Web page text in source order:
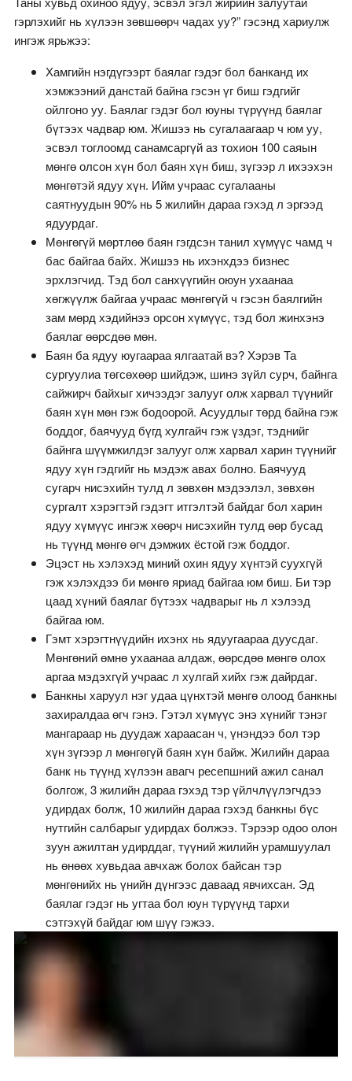
гэрлэхийг нь хүлээн зөвшөөрч чадах уу?” гэсэнд хариулж
ингэж ярьжээ:
Хамгийн нэгдүгээрт баялаг гэдэг бол банканд их
хэмжээний данстай байна гэсэн үг биш гэдгийг
ойлгоно уу. Баялаг гэдэг бол юуны түрүүнд баялаг
бүтээх чадвар юм. Жишээ нь сугалаагаар ч юм уу,
эсвэл тоглоомд санамсаргүй аз тохион 100 саяын
мөнгө олсон хүн бол баян хүн биш, зүгээр л ихээхэн
мөнгөтэй ядуу хүн. Ийм учраас сугалааны
саятнуудын 90% нь 5 жилийн дараа гэхэд л эргээд
ядуурдаг.
Мөнгөгүй мөртлөө баян гэгдсэн танил хүмүүс чамд ч
бас байгаа байх. Жишээ нь ихэнхдээ бизнес
эрхлэгчид. Тэд бол санхүүгийн оюун ухаанаа
хөгжүүлж байгаа учраас мөнгөгүй ч гэсэн баялгийн
зам мөрд хэдийнээ орсон хүмүүс, тэд бол жинхэнэ
баялаг өөрсдөө мөн.
Баян ба ядуу юугаараа ялгаатай вэ? Хэрэв Та
сургуулиа төгсөхөөр шийдэж, шинэ зүйл сурч, байнга
сайжирч байхыг хичээдэг залууг олж харвал түүнийг
баян хүн мөн гэж бодоорой. Асуудлыг төрд байна гэж
боддог, баячууд бүгд хулгайч гэж үздэг, тэднийг
байнга шүүмжилдэг залууг олж харвал харин түүнийг
ядуу хүн гэдгийг нь мэдэж авах болно. Баячууд
сугарч нисэхийн тулд л зөвхөн мэдээлэл, зөвхөн
сургалт хэрэгтэй гэдэгт итгэлтэй байдаг бол харин
ядуу хүмүүс ингэж хөөрч нисэхийн тулд өөр бусад
нь түүнд мөнгө өгч дэмжих ёстой гэж боддог.
Эцэст нь хэлэхэд миний охин ядуу хүнтэй суухгүй
гэж хэлэхдээ би мөнгө яриад байгаа юм биш. Би тэр
цаад хүний баялаг бүтээх чадварыг нь л хэлээд
байгаа юм.
Гэмт хэрэгтнүүдийн ихэнх нь ядуугаараа дуусдаг.
Мөнгөний өмнө ухаанаа алдаж, өөрсдөө мөнгө олох
аргаа мэдэхгүй учраас л хулгай хийх гэж дайрдаг.
Банкны харуул нэг удаа цүнхтэй мөнгө олоод банкны
захиралдаа өгч гэнэ. Гэтэл хүмүүс энэ хүнийг тэнэг
мангараар нь дуудаж хараасан ч, үнэндээ бол тэр
хүн зүгээр л мөнгөгүй баян хүн байж. Жилийн дараа
банк нь түүнд хүлээн авагч ресепшний ажил санал
болгож, 3 жилийн дараа гэхэд тэр үйлчлүүлэгчдээ
удирдах болж, 10 жилийн дараа гэхэд банкны бүс
нутгийн салбарыг удирдах болжээ. Тэрээр одоо олон
зуун ажилтан удирддаг, түүний жилийн урамшуулал
нь өнөөх хувьдаа авчхаж болох байсан тэр
мөнгөнийх нь үнийн дүнгээс даваад явчихсан. Эд
баялаг гэдэг нь угтаа бол юун түрүүнд тархи
сэтгэхүй байдаг юм шүү гэжээ.